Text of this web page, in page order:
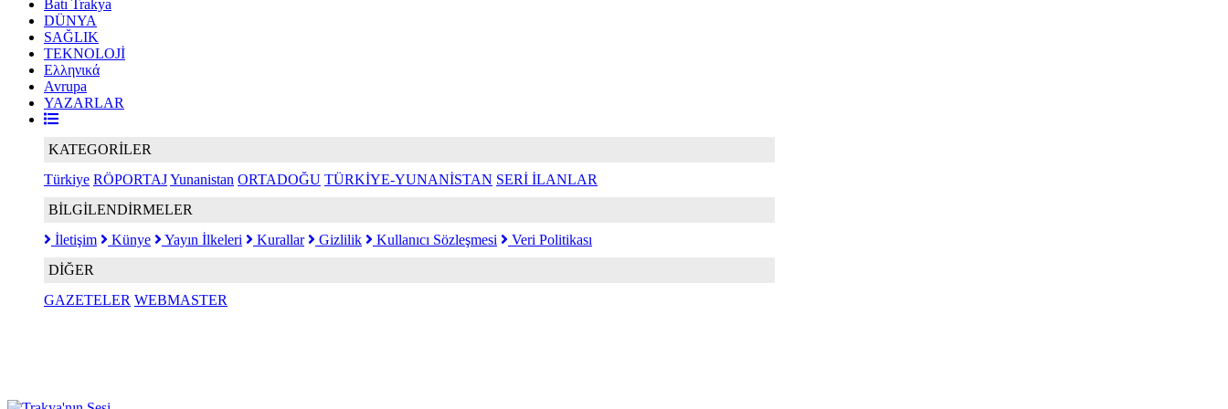
Batı Trakya
DÜNYA
SAĞLIK
TEKNOLOJİ
Ελληνικά
Avrupa
YAZARLAR
KATEGORİLER
Türkiye RÖPORTAJYunanistan ORTADOĞU TÜRKİYE-YUNANİSTAN SERİ İLANLAR
BİLGİLENDİRMELER
İletişim
Künye Yayın İlkeleri Kurallar Gizlilik Kullanıcı Sözleşmesi
Veri Politikası
DİĞER
GAZETELER WEBMASTER